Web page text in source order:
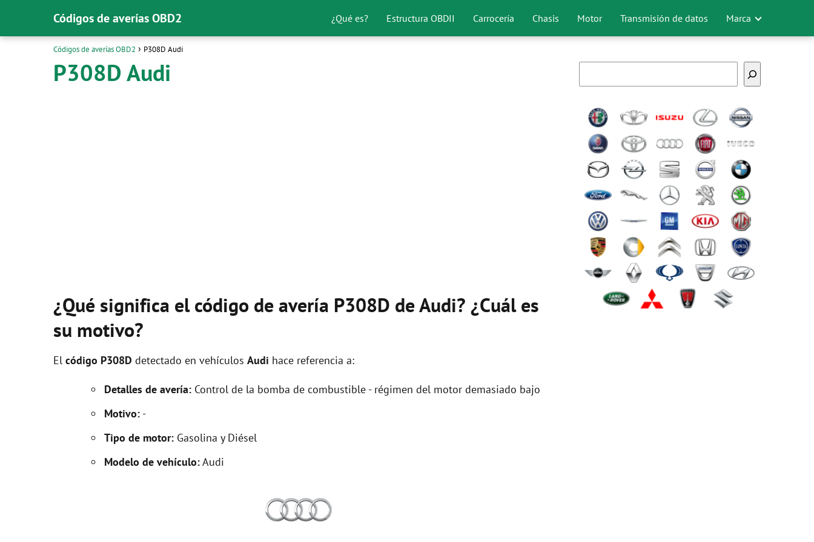
Códigos de averías OBD2 ¿Qué es? Estructura OBDII Carrocería Chasis Motor Transmisión de datos Marca
Códigos de averías OBD2 P308D Audi
P308D Audi
¿Qué significa el código de avería P308D de Audi? ¿Cuál es
su motivo?
El código P308D detectado en vehículos Audi hace referencia a:
Detalles de avería: Control de la bomba de combustible - régimen del motor demasiado bajo
Motivo: -
Tipo de motor: Gasolina y Diésel
Modelo de vehículo:Audi